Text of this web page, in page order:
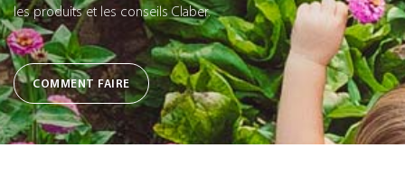
les produits et les conseils Claber.
COMMENT FAIRE